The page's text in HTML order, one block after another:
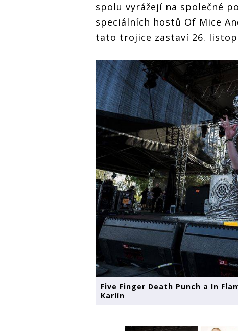
spolu vyrážejí na společné
speciálních hostů Of Mice
tato trojice zastaví 26.
Five Finger Death Punch a In
Karlín